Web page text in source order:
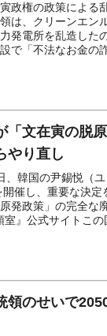
政権の政策による
は、クリーンエン
発電所を乱造した
で「不法なお金の
「文在寅の脱
やり直し
、韓国の尹錫悦（
催し、重要な決
発政策」の完全
室』公式サイトこの
領のせいで